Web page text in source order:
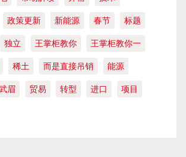
政策更新 新能源 春节 标题
独立 王掌柜教你 王掌柜教你一
稀土 而是直接吊销 能源
眉 贸易 转型 进口 项目